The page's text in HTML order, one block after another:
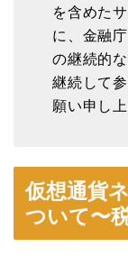
を含めた
に、金融
の継続的
継続して
願い申し上
仮想通貨
ついて〜